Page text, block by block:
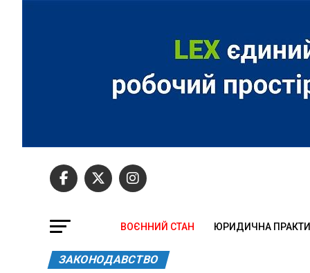
ВОЄННИЙ СТАН ЮРИДИЧНА
ЗАКОНОДАВСТВО